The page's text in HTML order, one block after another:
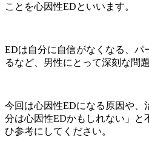
ことを心因性EDといいます。
EDは自分に自信がなくなる、パ
るなど、男性にとって深刻な問題
今回は心因性EDになる原因や、
分は心因性EDかもしれない」と
ひ参考にしてください。